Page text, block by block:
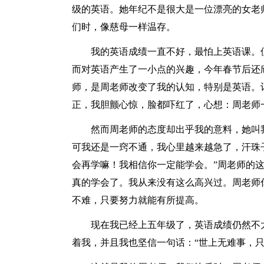
级的英语。她年纪不是很大是一位漂亮的女
们时，像慈母一样温存。
我的英语成绩一直不好，最怕上英语课。
而对英语产生了一小点的兴趣，今年春节后
师，是周老师改变了我的认知，特别是英语
正，我胆颤心惊，脸都吓红了，心想：周老
然而周老师的态度却出乎我的意料，她叫
可我还是一窍不通，我心里越来越急了，汗
会再学嘛！我相信你一定能学会。”周老师的
真的学会了。我从来没有这么高兴过。周老
不难，只要努力就能有所提高。
现在我已经上五年级了，英语成绩仍然不
着我，并且我也坚信一句话：“世上无难事，